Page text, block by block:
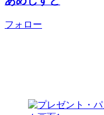
フォロー